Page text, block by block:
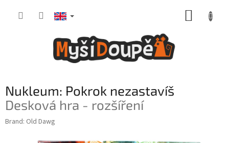
Nukleum: Pokrok nezastavíš
Desková hra - rozšíření
Brand: Old Dawg